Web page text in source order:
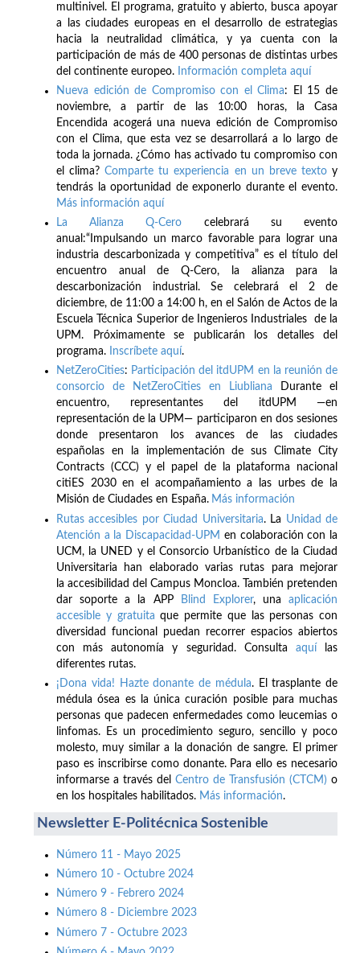
multinivel. El programa, gratuito y abierto, busca apoyar
a las ciudades europeas en el desarrollo de estrategias
hacia la neutralidad climática, y ya cuenta con la
participación de más de 400 personas de distintas urbes
del continente europeo.
Información completa aquí
Nueva edición de Compromiso con el Clima: El 15 de
noviembre, a partir de las 10:00 horas, la Casa
Encendida acogerá una nueva edición de Compromiso
con el Clima, que esta vez se desarrollará a lo largo de
toda la jornada. ¿Cómo has activado tu compromiso con
el clima?Comparte tu experiencia en un breve textoy
tendrás la oportunidad de exponerlo durante el evento.
Más información aquí
La Alianza Q-Cero celebrará su evento
anual:“Impulsando un marco favorable para lograr una
industria descarbonizada y competitiva” es el título del
encuentro anual de Q-Cero, la alianza para la
descarbonización industrial. Se celebrará el 2 de
diciembre, de 11:00 a 14:00 h, en el Salón de Actos de la
Escuela Técnica Superior de Ingenieros Industriales de la
UPM. Próximamente se publicarán los detalles del
programa.
Inscríbete aquí.
NetZeroCities: Participación del itdUPM en la reunión de
consorcio de NetZeroCities en Liubliana Durante el
encuentro, representantes del itdUPM —en
representación de la UPM— participaron en dos sesiones
donde presentaron los avances de las ciudades
españolas en la implementación de sus Climate City
Contracts (CCC) y el papel de la plataforma nacional
citiES 2030 en el acompañamiento a las urbes de la
Misión de Ciudades en España. Más información
Rutas accesibles por Ciudad Universitaria. La Unidad de
Atención a la Discapacidad-UPM en colaboración con la
UCM, la UNED y el Consorcio Urbanístico de la Ciudad
Universitaria han elaborado varias rutas para mejorar
la accesibilidad del Campus Moncloa. También pretenden
dar soporte a la APP
Blind Explorer, una aplicación
accesible y gratuita que permite que las personas con
diversidad funcional puedan recorrer espacios abiertos
con más autonomía y seguridad. Consulta aquílas
diferentes rutas.
¡Dona vida! Hazte donante de médula. El trasplante de
médula ósea es la única curación posible para muchas
personas que padecen enfermedades como leucemias o
linfomas. Es un procedimiento seguro, sencillo y poco
molesto, muy similar a la donación de sangre. El primer
paso es inscribirse como donante. Para ello es necesario
informarse a través del Centro de Transfusión (CTCM) o
en los hospitales habilitados. Más información.
Newsletter E-Politécnica Sostenible
Número 11 - Mayo 2025
Número 10 - Octubre 2024
Número 9 - Febrero 2024
Número 8 - Diciembre 2023
Número 7 - Octubre 2023